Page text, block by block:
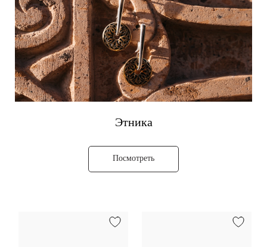
Этника
Посмотреть